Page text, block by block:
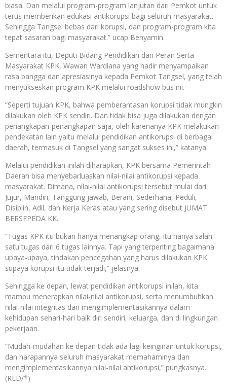
biasa. Dan melalui program-program lanjutan dari Pemkot untuk
terus memberikan edukasi antikorupsi bagi seluruh masyarakat.
Sehingga Tangsel bebas dari korupsi, dan program-program kita
tepat sasaran bagi masyarakat.” ucap Benyamin.
Sementara itu, Deputi Bidang Pendidikan dan Peran Serta
Masyarakat KPK, Wawan Wardiana yang hadir menyampaikan
rasa bangga dan apresiasinya kepada Pemkot Tangsel, yang telah
menyukseskan program KPK melalui roadshow bus ini.
“Seperti tujuan KPK, bahwa pemberantasan korupsi tidak mungkin
dilakukan oleh KPK sendiri. Dan tidak bisa juga dilakukan dengan
penangkapan-penangkapan saja, oleh karenanya KPK melakukan
pendekatan lain yaitu melalui pendidikan antikorupsi di berbagai
daerah, termasuk di Tangsel yang sangat sukses ini,” katanya.
Melalui pendidikan inilah diharapkan, KPK bersama Pemerintah
Daerah bisa menyebarluaskan nilai-nilai antikorupsi kepada
masyarakat. Dimana, nilai-nilai antikorupsi tersebut mulai dari
Jujur, Mandiri, Tanggung jawab, Berani, Sederhana, Peduli,
Disiplin, Adil, dan Kerja Keras atau yang sering disebut JUMAT
BERSEPEDA KK.
“Tugas KPK itu bukan hanya menangkap orang, itu hanya salah
satu tugas dari 6 tugas lainnya. Tapi yang terpenting bagaimana
upaya-upaya, tindakan pencegahan yang harus dilakukan KPK
supaya korupsi itu tidak terjadi,” jelasnya.
Sehingga ke depan, lewat pendidikan antikorupsi inilah, kita
mampu menerapkan nilai-nilai antikorupsi, serta menumbuhkan
nilai-nilai integritas dan mengimplementasikannya dalam
kehidupan sehari-hari baik diri sendiri, keluarga, dan di lingkungan
pekerjaan.
“Mudah-mudahan ke depan tidak ada lagi keinginan untuk korupsi,
dan harapannya seluruh masyarakat memahaminya dan
mengimplementasikannya nilai-nilai antikorupsi,” pungkasnya.
(RED/*)